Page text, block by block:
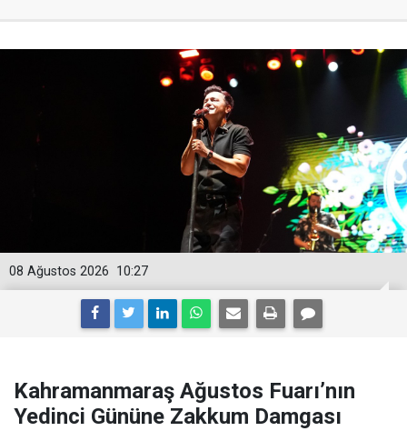
10:27
08 Ağustos 2026
Kahramanmaraş Ağustos Fuarı’nın
Yedinci Gününe Zakkum Damgası